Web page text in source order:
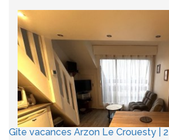
Gîte vacances Arzon Le Crouesty | 2